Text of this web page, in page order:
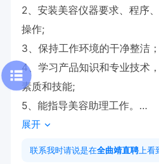
2、安装美容仪器要求、程序
操作;
3、保持工作环境的干净整洁；
4、学习产品知识和专业技术
素质和技能;
5、能指导美容助理工作。
任职资格:
展开
联系我时请说是在全曲靖直聘 上